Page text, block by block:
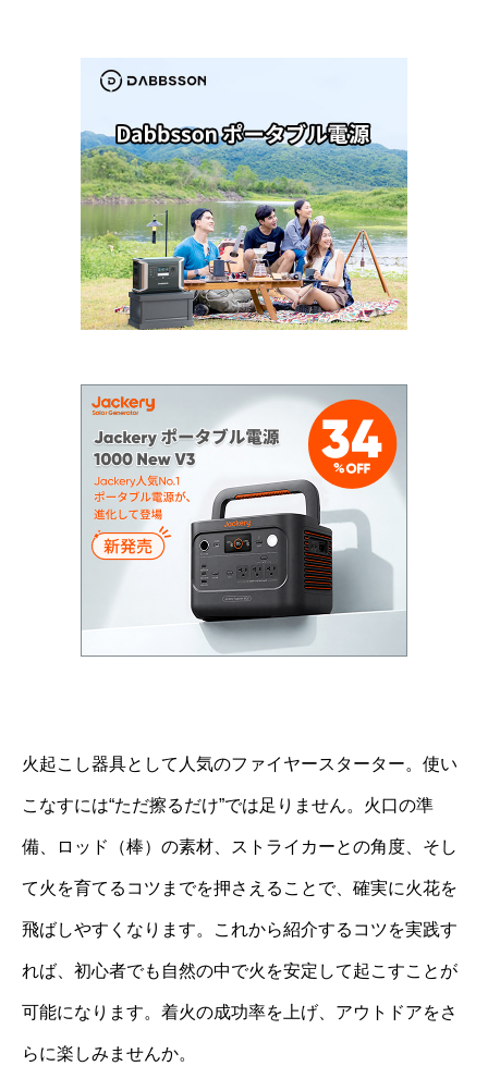
火起こし器具として人気のファイヤースターター。使い
こなすには“ただ擦るだけ”では足りません。火口の準
備、ロッド（棒）の素材、ストライカーとの角度、そし
て火を育てるコツまでを押さえることで、確実に火花を
飛ばしやすくなります。これから紹介するコツを実践す
れば、初心者でも自然の中で火を安定して起こすことが
可能になります。着火の成功率を上げ、アウトドアをさ
らに楽しみませんか。